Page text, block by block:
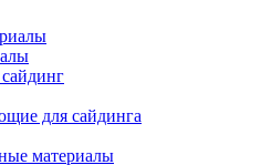
для сайдинга